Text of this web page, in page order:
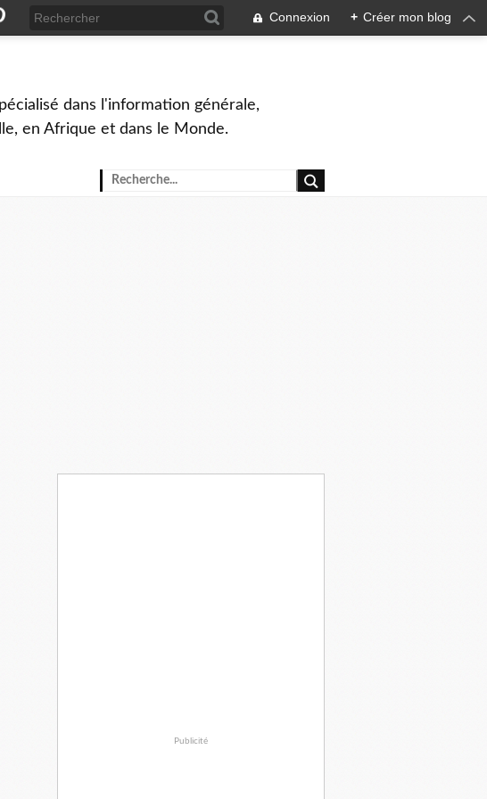
Connexion + Créer mon blog
dans l'information générale,
en Afrique et dans le Monde.
Publicité